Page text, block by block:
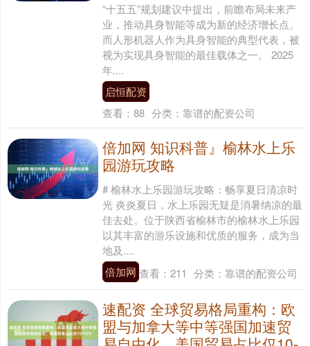
“十五五”规划建议中提出，前瞻布局未来产
业，推动具身智能等成为新的经济增长点。
而人形机器人作为具身智能的典型代表，被
视为实现具身智能的最佳载体之一。 2025
年....
启恒配资
查看： 88 分类： 靠谱的配资公司
倍加网 知识科普』榆林水上乐
园游玩攻略
# 榆林水上乐园游玩攻略：畅享夏日清凉时
光 炎炎夏日，水上乐园无疑是消暑纳凉的最
佳去处。位于陕西省榆林市的榆林水上乐园
以其丰富的游乐设施和优质的服务，成为当
地及....
倍加网 查看： 211 分类： 靠谱的配资公司
速配资 全球贸易格局重构：欧
盟与加拿大等中等强国加速贸